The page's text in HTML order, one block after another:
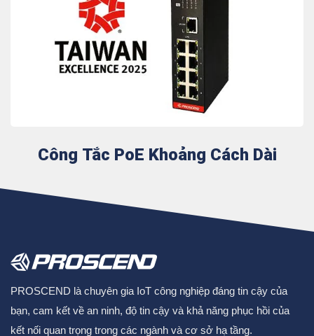
Công Tắc PoE Khoảng Cách Dài
PROSCEND là chuyên gia IoT công nghiệp đáng tin cậy của
bạn, cam kết về an ninh, độ tin cậy và khả năng phục hồi của
kết nối quan trọng trong các ngành và cơ sở hạ tầng.